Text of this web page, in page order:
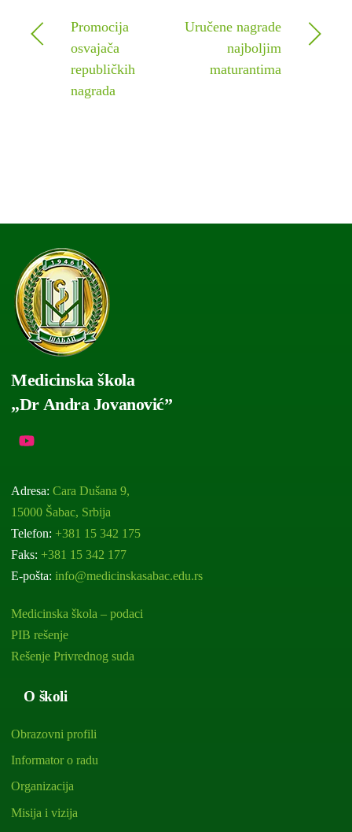
Promocija
osvajača
republičkih
nagrada
Uručene nagrade
najboljim
maturantima
Medicinska škola
„Dr Andra Jovanović”
Adresa:Cara Dušana 9,
15000 Šabac, Srbija
Telefon: +381 15 342 175
Faks: +381 15 342 177
E-pošta:info@medicinskasabac.edu.rs
Medicinska škola – podaci
PIB rešenje
Rešenje Privrednog suda
O školi
Obrazovni profili
Informator o radu
Organizacija
Misija i vizija